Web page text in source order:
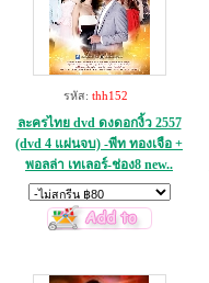
รหัส: thh152
ละครไทย dvd ดงดอกงิ้ว 2557
(dvd 4 แผ่นจบ) -พีท ทองเจือ +
พอลล่า เทเลอร์-ช่อง8 new..